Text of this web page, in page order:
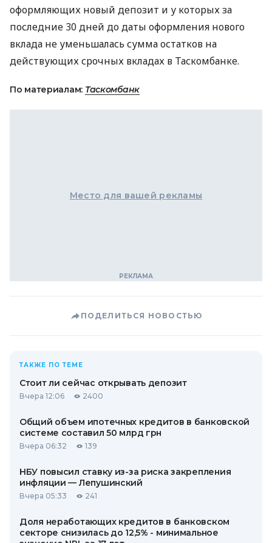
оформляющих новый депозит и у которых за
последние 30 дней до даты оформления нового
вклада не уменьшалась сумма остатков на
действующих срочных вкладах в Таскомбанке.
По материалам: Таскомбанк
Место для вашей рекламы
ПОДЕЛИТЬСЯ НОВОСТЬЮ
ТАКЖЕ ПО ТЕМЕ
Стоит ли сейчас открывать депозит
Вчера 12:06 2400
Общий объем ипотечных кредитов в банковской
системе составил 50 млрд грн
Вчера 06:32 139
НБУ повысил ставку из-за риска закрепления
инфляции — Лепушинский
Вчера 05:33 241
Доля неработающих кредитов в банковском
секторе снизилась до 12,5% - минимальное